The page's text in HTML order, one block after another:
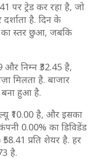
पर ट्रेड कर रहा है, जो
है. दिन के
का स्तर छुआ, जबकि
और निम्न ₹32.45 है,
मिलता है. बाजार
हुआ है.
₹10.00 है, और इसका
0.00% का डिविडेंड
प्रति शेयर है. हर
है.